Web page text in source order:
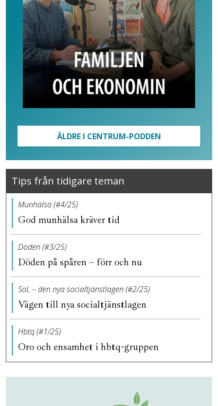
ÄLDRE I CENTRUM-PODDEN
Tips från tidigare teman
Munhälsa (#4/25)
God munhälsa kräver tid
Döden (#3/25)
Döden på spåren – förr och nu
SoL – den nya socialtjänstlagen (#2/25)
Vägen till nya socialtjänstlagen
Hbtq (#1/25)
Oro och ensamhet i hbtq-gruppen